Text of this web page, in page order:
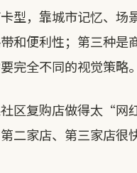
型，靠城市记忆、场
和便利性；第三种是
完全不同的视觉策略。
社区复购店做得太“
二家店、第三家店很